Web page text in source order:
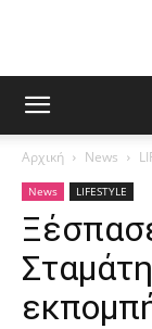
Αρχική News
News LIFESTYLE